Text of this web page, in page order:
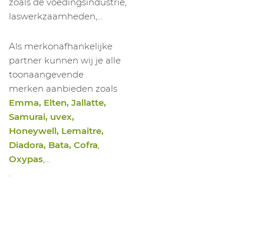
laswerkzaamheden,...
Als merkonafhankelijke
partner kunnen wij je alle
toonaangevende
merken aanbieden zoals
Emma, Elten, Jallatte,
Samurai, uvex,
Honeywell, Lemaitre,
Diadora, Bata, Cofra
Oxypas